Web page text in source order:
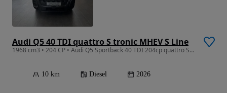
Audi Q5 40 TDI quattro S tronic MHEV S Line
1968 cm3 • 204 CP • Audi Q5 Sportback 40 TDI 204cp quattro Stronic Mild Hybrid Plus 2026
10 km Diesel 2026